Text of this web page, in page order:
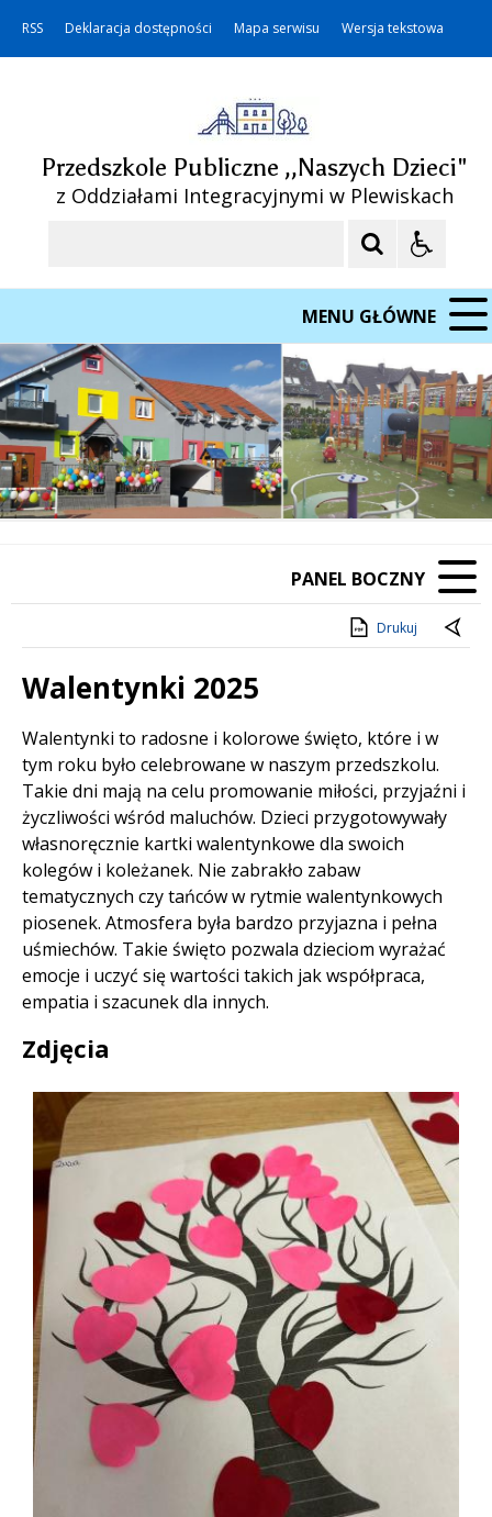
RSS Deklaracja dostępności Mapa serwisu Wersja tekstowa
Przedszkole Publiczne ,,Naszych Dzieci"
z Oddziałami Integracyjnymi w Plewiskach
MENU GŁÓWNE
PANEL BOCZNY
Drukuj
Walentynki 2025
Treść
Walentynki to radosne i kolorowe święto, które i w
tym roku było celebrowane w naszym przedszkolu.
Takie dni mają na celu promowanie miłości, przyjaźni i
życzliwości wśród maluchów. Dzieci przygotowywały
własnoręcznie kartki walentynkowe dla swoich
kolegów i koleżanek. Nie zabrakło zabaw
tematycznych czy tańców w rytmie walentynkowych
piosenek. Atmosfera była bardzo przyjazna i pełna
uśmiechów. Takie święto pozwala dzieciom wyrażać
emocje i uczyć się wartości takich jak współpraca,
empatia i szacunek dla innych.
Zdjęcia